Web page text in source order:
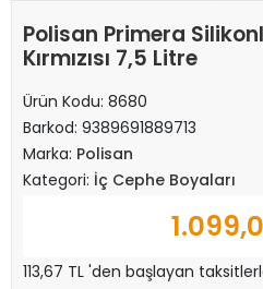
Polisan Primera
Kırmızısı 7,5 Litre
Ürün Kodu: 8680
Barkod: 9389691889713
Marka: Polisan
Kategori: İç Cephe Boyaları
113,67 TL 'den başlayan